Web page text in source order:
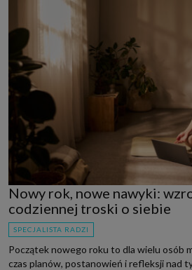
Nowy rok, nowe nawyki:
codziennej troski o siebie
SPECJALISTA RADZI
Początek nowego roku to dla wielu osób
czas planów, postanowień i refleksji nad